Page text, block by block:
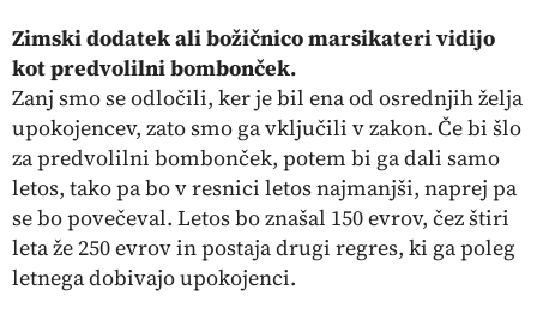
Zimski dodatek ali božičnico marsikateri vidijo
kot predvolilni bombonček.
Zanj smo se odločili, ker je bil ena od osrednjih želja
upokojencev, zato smo ga vključili v zakon. Če bi šlo
za predvolilni bombonček, potem bi ga dali samo
letos, tako pa bo v resnici letos najmanjši, naprej pa
se bo povečeval. Letos bo znašal 150 evrov, čez štiri
leta že 250 evrov in postaja drugi regres, ki ga poleg
letnega dobivajo upokojenci.